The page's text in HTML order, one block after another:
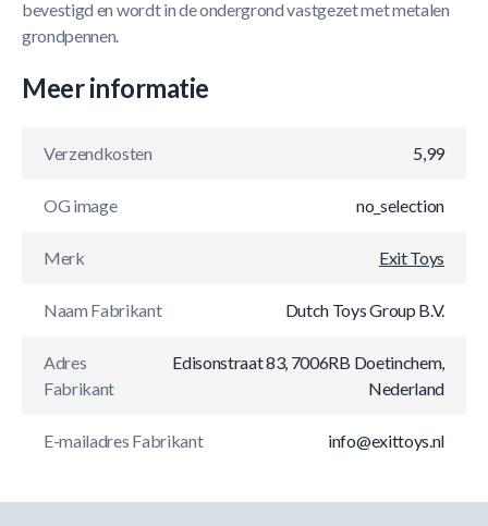
bevestigd en wordt in de ondergrond vastgezet met metalen
grondpennen.
Meer informatie
Verzendkosten 5,99
OG image no_selection
Merk Exit Toys
Naam Fabrikant Dutch Toys Group B.V.
Adres
Fabrikant
Edisonstraat 83, 7006RB Doetinchem,
Nederland
E-mailadres Fabrikant info@exittoys.nl